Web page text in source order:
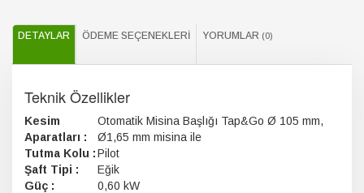
DETAYLAR ÖDEME SEÇENEKLERI YORUMLAR (0)
Teknik Özellikler
Kesim
Aparatları :
Otomatik Misina Başlığı Tap&Go Ø 105 mm,
Ø1,65 mm misina ile
Tutma Kolu :Pilot
Şaft Tipi :
Eğik
Güç :
0,60 kW